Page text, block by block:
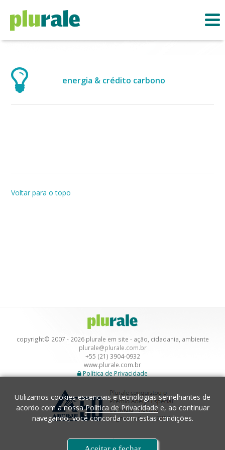
energia & crédito carbono
Voltar para o topo
copyright© 2007 - 2026 plurale em site - ação, cidadania, ambiente
plurale@plurale.com.br
+55 (21) 3904-0932
www.plurale.com.br
Política de Privacidade
Desenvolvimento
Utilizamos cookies essenciais e tecnologias semelhantes de
acordo com a nossaPolítica de Privacidadee, ao continuar
navegando, você concorda com estas condições.